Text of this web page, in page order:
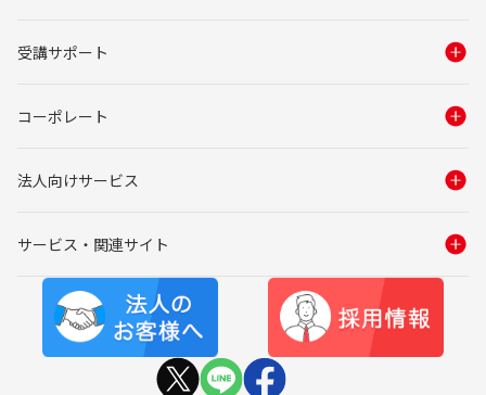
受講サポート
コーポレート
法人向けサービス
サービス・関連サイト